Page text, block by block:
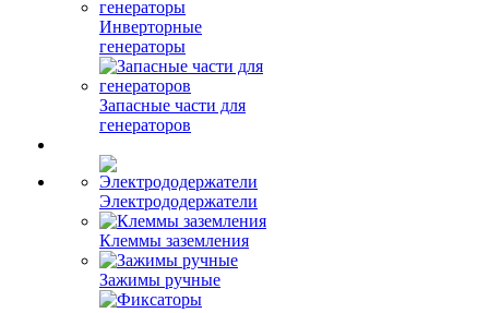
Инверторные
генераторы
Запасные части для
генераторов
Электрододержатели
Клеммы заземления
Зажимы ручные